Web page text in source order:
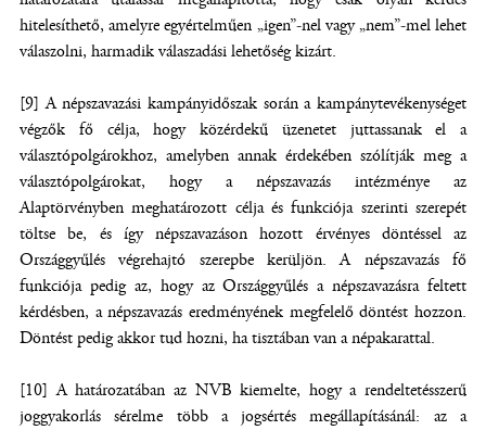
hitelesíthető, amelyre egyértelműen „igen”-nel vagy „nem”-mel lehet
válaszolni, harmadik válaszadási lehetőség kizárt.
[9] A népszavazási kampányidőszak során a kampánytevékenységet
végzők fő célja, hogy közérdekű üzenetet juttassanak el a
választópolgárokhoz, amelyben annak érdekében szólítják meg a
választópolgárokat, hogy a népszavazás intézménye az
Alaptörvényben meghatározott célja és funkciója szerinti szerepét
töltse be, és így népszavazáson hozott érvényes döntéssel az
Országgyűlés végrehajtó szerepbe kerüljön. A népszavazás fő
funkciója pedig az, hogy az Országgyűlés a népszavazásra feltett
kérdésben, a népszavazás eredményének megfelelő döntést hozzon.
Döntést pedig akkor tud hozni, ha tisztában van a népakarattal.
[10] A határozatában az NVB kiemelte, hogy a rendeltetésszerű
joggyakorlás sérelme több a jogsértés megállapításánál: az a